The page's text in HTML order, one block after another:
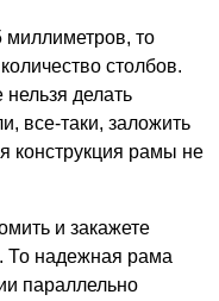
миллиметров, то
столбов.
делать
все-таки, заложить
конструкция рамы не
и закажете
То надежная рама
параллельно